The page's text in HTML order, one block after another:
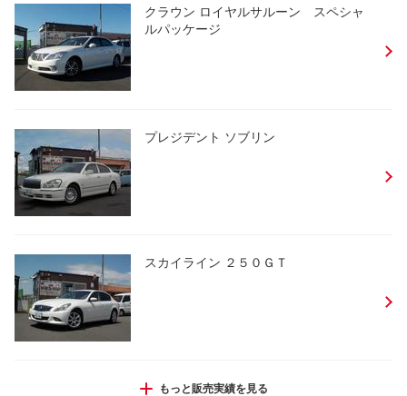
クラウン ロイヤルサルーン スペシャ
ルパッケージ
プレジデント ソブリン
スカイライン ２５０ＧＴ
スカイライン ２５０ＧＴ タイプＶ
もっと販売実績を見る